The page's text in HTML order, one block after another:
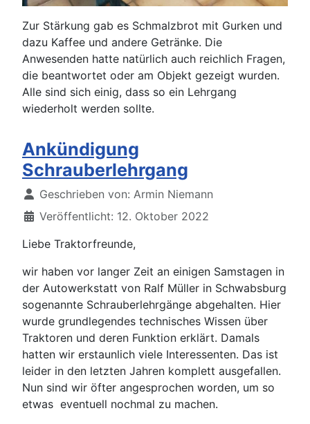
Zur Stärkung gab es Schmalzbrot mit Gurken und
dazu Kaffee und andere Getränke. Die
Anwesenden hatte natürlich auch reichlich Fragen,
die beantwortet oder am Objekt gezeigt wurden.
Alle sind sich einig, dass so ein Lehrgang
wiederholt werden sollte.
Ankündigung
Schrauberlehrgang
DetailsGeschrieben von: Armin Niemann
Veröffentlicht: 12. Oktober 2022
Liebe Traktorfreunde,
wir haben vor langer Zeit an einigen Samstagen in
der Autowerkstatt von Ralf Müller in Schwabsburg
sogenannte Schrauberlehrgänge abgehalten. Hier
wurde grundlegendes technisches Wissen über
Traktoren und deren Funktion erklärt. Damals
hatten wir erstaunlich viele Interessenten. Das ist
leider in den letzten Jahren komplett ausgefallen.
Nun sind wir öfter angesprochen worden, um so
etwas eventuell nochmal zu machen.